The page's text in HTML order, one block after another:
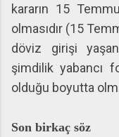
kararın 15
olmasıdır (15
döviz girişi
şimdilik yabancı
olduğu boyutta
Son birkaç söz